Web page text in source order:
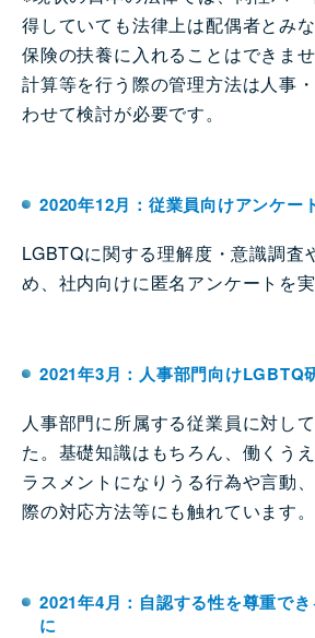
得していても法律上は配偶者とみ
保険の扶養に入れることはできま
計算等を行う際の管理方法は人事
わせて検討が必要です。
2020年12月：従業員向けアンケー
LGBTQに関する理解度・意識調査
め、社内向けに匿名アンケートを実
2021年3月：人事部門向けLGBTQ
人事部門に所属する従業員に対し
た。基礎知識はもちろん、働くう
ラスメントになりうる行為や言動
際の対応方法等にも触れています。
2021年4月：自認する性を尊重で
に